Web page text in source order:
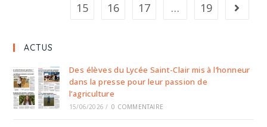
15
16 17 … 19
ACTUS
Des élèves du Lycée Saint-Clair mis à l’honneur
dans la presse pour leur passion de
l’agriculture
15/06/2026 / 0 COMMENTAIRE